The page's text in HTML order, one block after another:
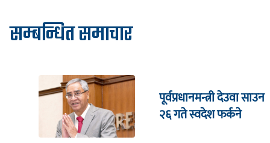
सम्बन्धित समाचार
पूर्वप्रधानमन्त्री देउवा साउन
२६ गते स्वदेश फर्कने